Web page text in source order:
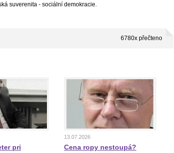
suverenita - sociální demokracie.
6780x přečteno
pri
13.07.2026
Cena ropy nestoupá?